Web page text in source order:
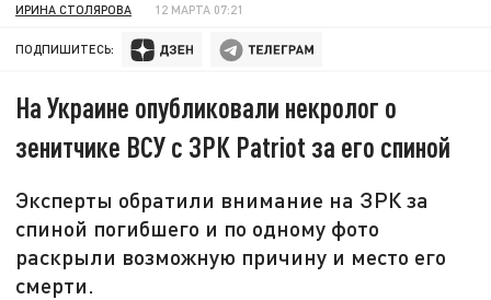
ИРИНА СТОЛЯРОВА 12 МАРТА 07:21
ПОДПИШИТЕСЬ:
На Украине опубликовали некролог о
зенитчике ВСУ с ЗРК Patriot за его спиной
Эксперты обратили внимание на ЗРК за
спиной погибшего и по одному фото
раскрыли возможную причину и место его
смерти.